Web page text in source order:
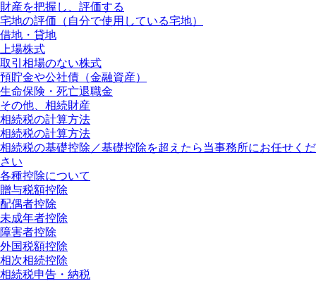
財産を把握し、評価する
宅地の評価（自分で使用している宅地）
借地・貸地
上場株式
取引相場のない株式
預貯金や公社債（金融資産）
生命保険・死亡退職金
その他、相続財産
相続税の計算方法
相続税の計算方法
相続税の基礎控除／基礎控除を超えたら当事務所にお任せくだ
さい
各種控除について
贈与税額控除
配偶者控除
未成年者控除
障害者控除
外国税額控除
相次相続控除
相続税申告・納税